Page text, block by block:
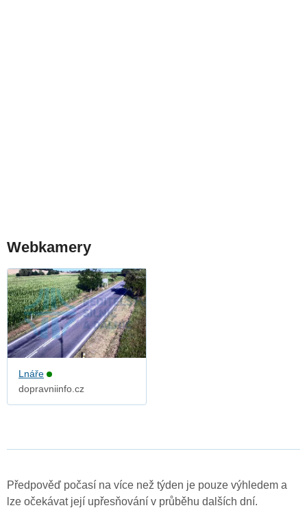
Webkamery
Lnáře
dopravniinfo.cz
Předpověď počasí na více než týden je pouze výhledem a
lze očekávat její upřesňování v průběhu dalších dní.